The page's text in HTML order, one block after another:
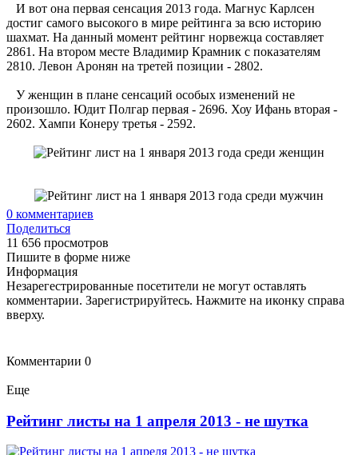
И вот она первая сенсация 2013 года. Магнус Карлсен
достиг самого высокого в мире рейтинга за всю историю
шахмат. На данный момент рейтинг норвежца составляет
2861. На втором месте Владимир Крамник с показателям
2810. Левон Аронян на третей позиции - 2802.
У женщин в плане сенсаций особых изменений не
произошло. Юдит Полгар первая - 2696. Хоу Ифань вторая -
2602. Хампи Конеру третья - 2592.
0 комментариев
Поделиться
11 656 просмотров
Пишите в форме ниже
Информация
Незарегестрированные посетители не могут оставлять
комментарии. Зарегистрируйтесь. Нажмите на иконку справа
вверху.
Комментарии 0
Еще
Рейтинг листы на 1 апреля 2013 - не шутка